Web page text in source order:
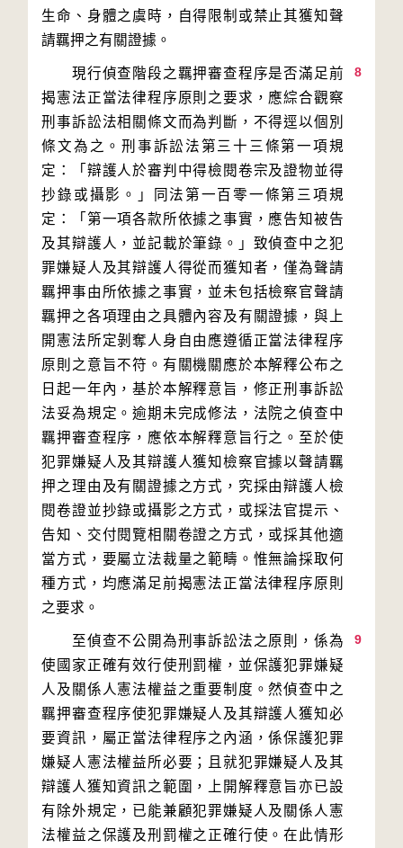
生命、身體之虞時，自得限制或禁止其獲知聲
8
現行偵查階段之羈押審查程序是否滿足前
揭憲法正當法律程序原則之要求，應綜合觀察
刑事訴訟法相關條文而為判斷，不得逕以個別
條文為之。刑事訴訟法第三十三條第一項規
定：「辯護人於審判中得檢閱卷宗及證物並得
抄錄或攝影。」同法第一百零一條第三項規
定：「第一項各款所依據之事實，應告知被告
及其辯護人，並記載於筆錄。」致偵查中之犯
罪嫌疑人及其辯護人得從而獲知者，僅為聲請
羈押事由所依據之事實，並未包括檢察官聲請
羈押之各項理由之具體內容及有關證據，與上
開憲法所定剝奪人身自由應遵循正當法律程序
原則之意旨不符。有關機關應於本解釋公布之
日起一年內，基於本解釋意旨，修正刑事訴訟
法妥為規定。逾期未完成修法，法院之偵查中
羈押審查程序，應依本解釋意旨行之。至於使
犯罪嫌疑人及其辯護人獲知檢察官據以聲請羈
押之理由及有關證據之方式，究採由辯護人檢
閱卷證並抄錄或攝影之方式，或採法官提示、
告知、交付閱覽相關卷證之方式，或採其他適
當方式，要屬立法裁量之範疇。惟無論採取何
種方式，均應滿足前揭憲法正當法律程序原則
9
至偵查不公開為刑事訴訟法之原則，係為
使國家正確有效行使刑罰權，並保護犯罪嫌疑
人及關係人憲法權益之重要制度。然偵查中之
羈押審查程序使犯罪嫌疑人及其辯護人獲知必
要資訊，屬正當法律程序之內涵，係保護犯罪
嫌疑人憲法權益所必要；且就犯罪嫌疑人及其
辯護人獲知資訊之範圍，上開解釋意旨亦已設
有除外規定，已能兼顧犯罪嫌疑人及關係人憲
法權益之保護及刑罰權之正確行使。在此情形